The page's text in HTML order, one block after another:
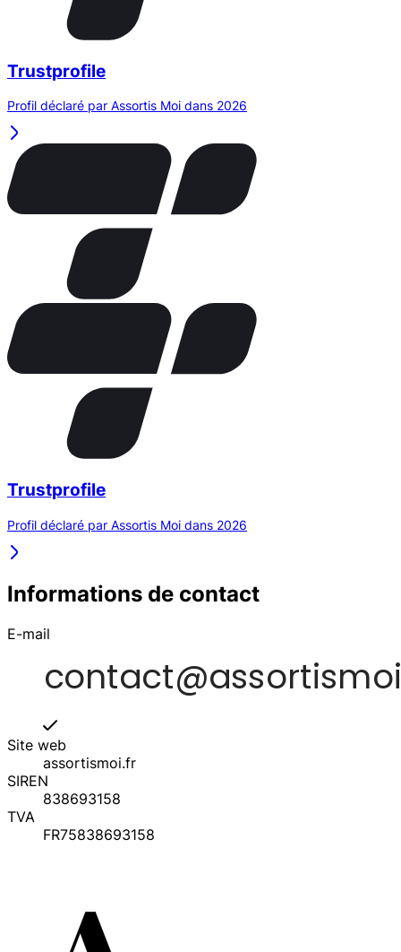
Trustprofile
Profil déclaré par Assortis Moi dans 2026
Trustprofile
Profil déclaré par Assortis Moi dans 2026
Informations de contact
E-mail
Site web
assortismoi.fr
SIREN
838693158
TVA
FR75838693158